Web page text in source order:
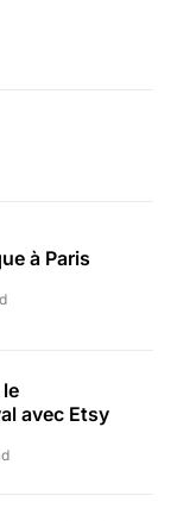
à Paris
avec Etsy